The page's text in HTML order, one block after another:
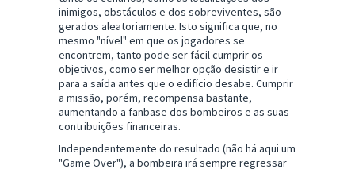
inimigos, obstáculos e dos sobreviventes, são
gerados aleatoriamente. Isto significa que, no
mesmo "nível" em que os jogadores se
encontrem, tanto pode ser fácil cumprir os
objetivos, como ser melhor opção desistir e ir
para a saída antes que o edifício desabe. Cumprir
a missão, porém, recompensa bastante,
aumentando a fanbase dos bombeiros e as suas
contribuições financeiras.
Independentemente do resultado (não há aqui um
"Game Over"), a bombeira irá sempre regressar